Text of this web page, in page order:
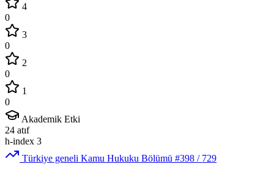
4
0
3
0
2
0
1
0
Akademik Etki
24 atıf
h-index 3
Türkiye geneli Kamu Hukuku Bölümü #398 / 729